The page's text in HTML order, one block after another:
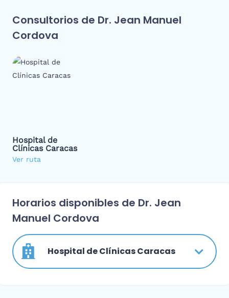
Consultorios de Dr. Jean Manuel
Cordova
Hospital de
Clínicas Caracas
Ver ruta
Horarios disponibles de Dr. Jean
Manuel Cordova
Hospital de Clínicas Caracas